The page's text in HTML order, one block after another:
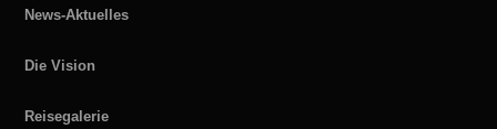
News-Aktuelles
Die Vision
Reisegalerie